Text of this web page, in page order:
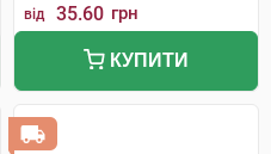
від 35.60 грн
КУПИТИ